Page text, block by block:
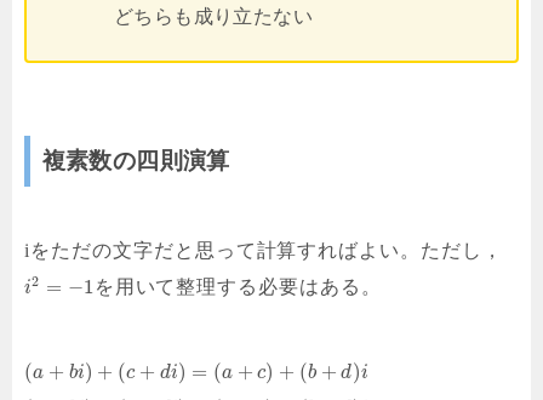
どちらも成り立たない
複素数の四則演算
iをただの文字だと思って計算すればよい。ただし，
i2 = −1 を用いて整理する必要はある。
(a + bi) + (c + di) = (a + c) + (b + d)i